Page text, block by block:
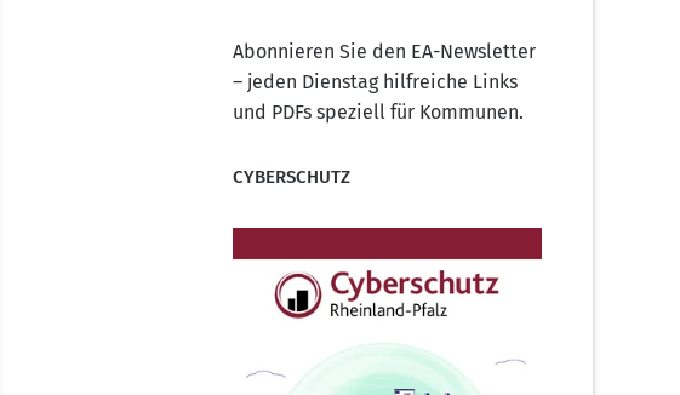
Abonnieren Sie den EA-Newsletter
– jeden Dienstag hilfreiche Links
und PDFs speziell für Kommunen.
CYBERSCHUTZ